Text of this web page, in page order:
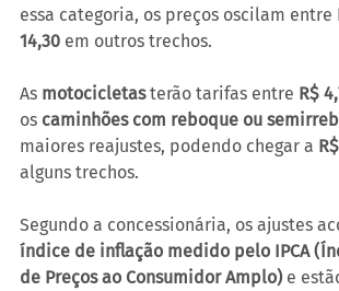
essa categoria, os preços oscilam entre
14,30 em outros trechos.
As motocicletas terão tarifas entre R$
os caminhões com reboque ou
maiores reajustes, podendo chegar a
alguns trechos.
Segundo a concessionária, os ajustes
índice de inflação medido pelo IPCA
de Preços ao Consumidor Amplo) e